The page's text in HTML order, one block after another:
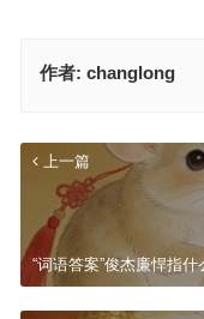
作者: changlong
上一篇
“词语答案”俊杰廉悍指